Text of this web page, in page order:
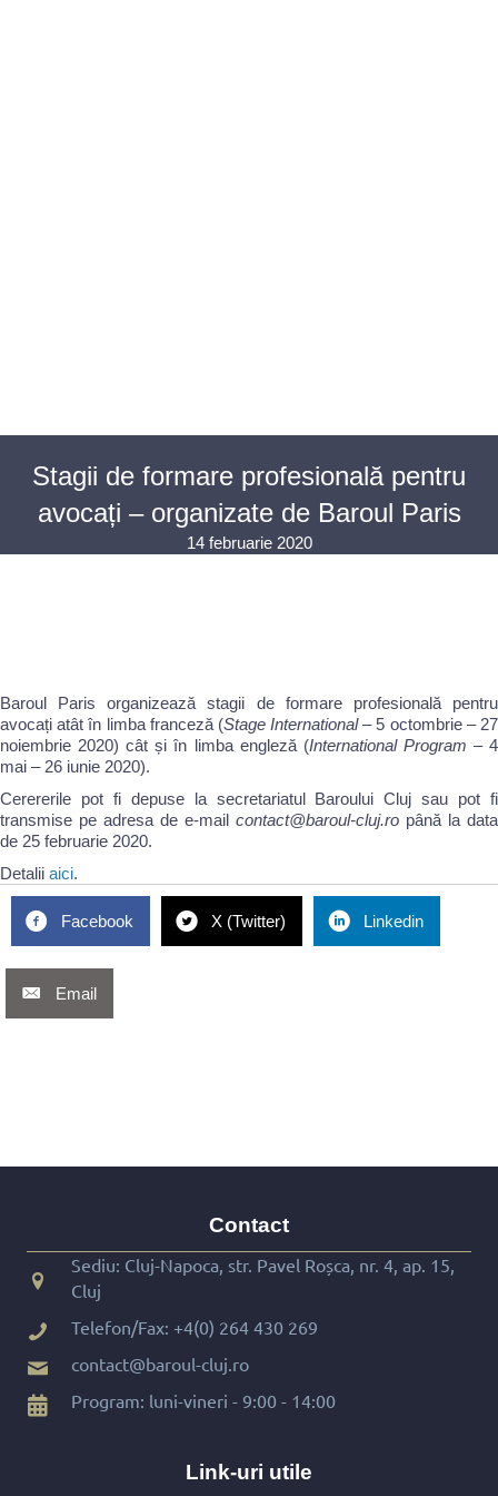
Stagii de formare profesională pentru
avocați – organizate de Baroul Paris
14 februarie 2020
Baroul Paris organizează stagii de formare profesională pentru
avocați atât în limba franceză (Stage International– 5 octombrie – 27
noiembrie 2020) cât și în limba engleză (International Program –4
mai – 26 iunie 2020).
Cerererile pot fi depuse la secretariatul Baroului Cluj sau pot fi
transmise pe adresa de e-mail contact@baroul-cluj.ro până la data
de 25 februarie 2020.
Detalii aici.
Facebook X (Twitter) Linkedin
Email
Contact
Sediu: Cluj-Napoca, str. Pavel Roșca, nr. 4, ap. 15,
Cluj
Telefon/Fax: +4(0) 264 430 269
contact@baroul-cluj.ro
Program: luni-vineri - 9:00 - 14:00
Link-uri utile